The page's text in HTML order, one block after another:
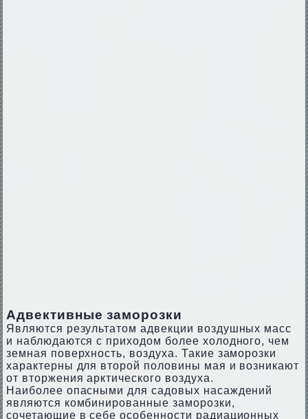
Адвективные заморозки
Являются результатом адвекции воздушных масс
и наблюдаются с приходом более холодного, чем
земная поверхность, воздуха. Такие заморозки
характерны для второй половины мая и возникают
от вторжения арктического воздуха.
Наиболее опасными для садовых насаждений
являются комбинированные заморозки,
сочетающие в себе особенности радиационных